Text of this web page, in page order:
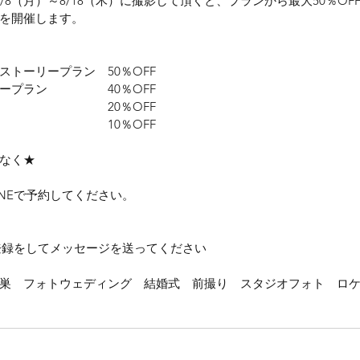
開催します。
トーリープラン　50％OFF
プラン　　　　　40％OFF
　　　　　　　　20％OFF
　　　　　　　　10％OFF
く★
で予約してください。
をしてメッセージを送ってください
　フォトウェディング　結婚式　前撮り　スタジオフォト　ロ